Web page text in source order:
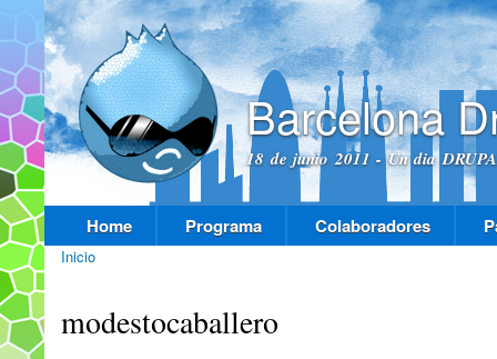
Barcelona
18 de junio 2011 - Un dia
Menú principal
Home Programa Colaboradores
Inicio
modestocaballero